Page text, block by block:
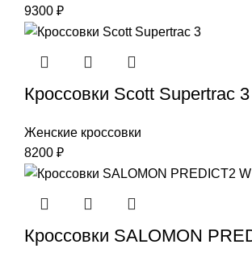
9300 ₽
Кроссовки Scott Supertrac 3
Женские кроссовки
8200 ₽
Кроссовки SALOMON